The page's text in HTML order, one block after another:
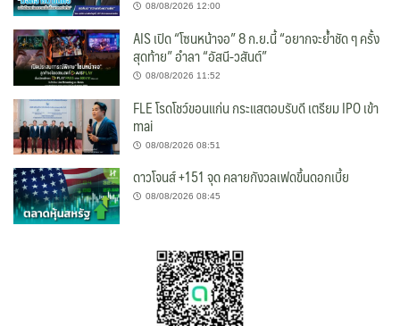
08/08/2026 12:00
AIS เปิด “โซนหน้าจอ” 8 ก.ย.นี้ “อยากจะย้ำชัด ๆ ครั้ง
สุดท้าย” อำลา “อัสนี-วสันต์”
08/08/2026 11:52
FLE โรดโชว์ขอนแก่น กระแสตอบรับดี เตรียม IPO เข้า
mai
08/08/2026 08:51
ดาวโจนส์ +151 จุด คลายกังวลเฟดขึ้นดอกเบี้ย
08/08/2026 08:45